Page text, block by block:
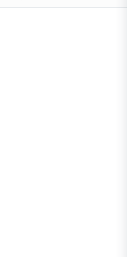
her.
i Aarhus' kulturliv